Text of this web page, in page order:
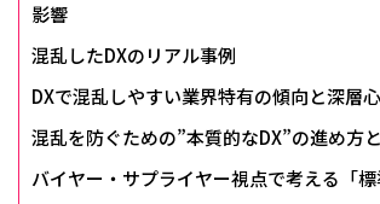
影響
混乱したDXのリアル事例
DXで混乱しやすい業界特有の傾向と深層
混乱を防ぐための”本質的なDX”の進め方
バイヤー・サプライヤー視点で考える「標